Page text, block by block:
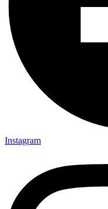
Instagram